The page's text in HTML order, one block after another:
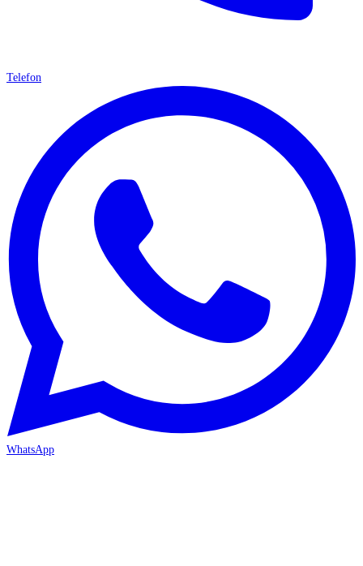
Telefon
WhatsApp